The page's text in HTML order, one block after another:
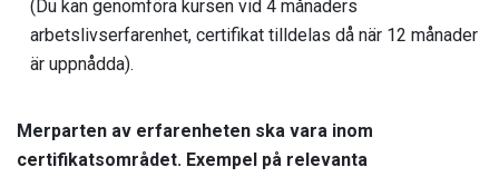
(Du kan genomföra kursen vid 4 månaders
arbetslivserfarenhet, certifikat tilldelas då när 12 månader
är uppnådda).
Merparten av erfarenheten ska vara inom
certifikatsområdet. Exempel på relevanta